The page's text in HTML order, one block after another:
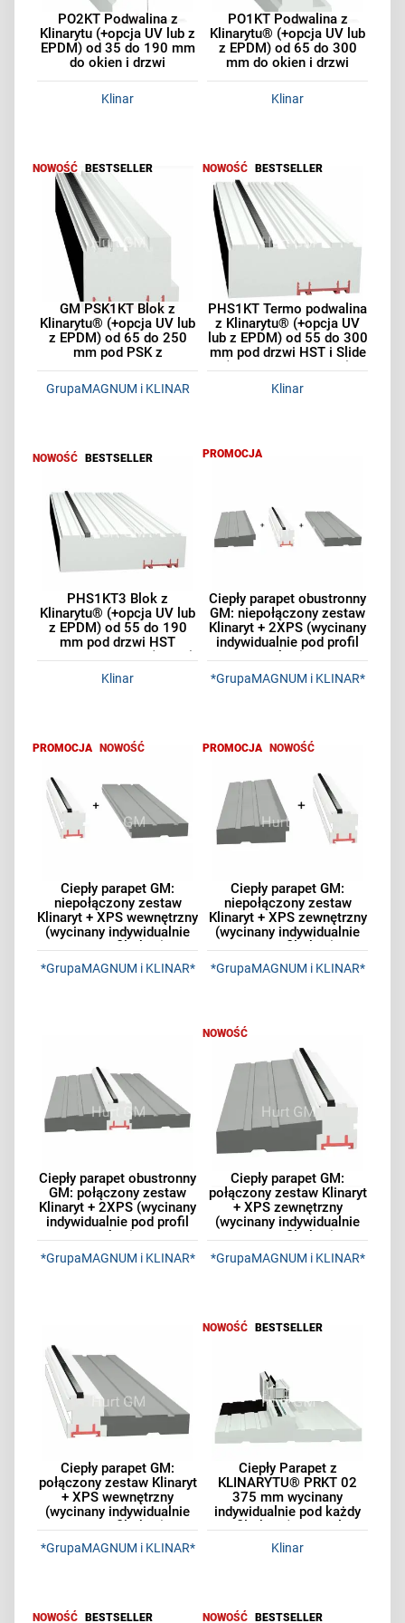
PO2KT Podwalina z
Klinarytu (+opcja UV lub z
EPDM) od 35 do 190 mm
do okien i drzwi
Klinar
PO1KT Podwalina z
Klinarytu® (+opcja UV lub
z EPDM) od 65 do 300
mm do okien i drzwi
Klinar
GM PSK1KT Blok z
Klinarytu® (+opcja UV lub
z EPDM) od 65 do 250
mm pod PSK z
podparciem szyny jezdnej
GrupaMAGNUM i KLINAR
NOWOŚĆ BESTSELLER
PHS1KT Termo podwalina
z Klinarytu® (+opcja UV
lub z EPDM) od 55 do 300
mm pod drzwi HST i Slide
(2 tory - do 197 mm)
Klinar
NOWOŚĆ BESTSELLER
PHS1KT3 Blok z
Klinarytu® (+opcja UV lub
z EPDM) od 55 do 190
mm pod drzwi HST
powyżej 197 mm (3 tory)
Klinar
NOWOŚĆ BESTSELLER
Ciepły parapet obustronny
GM: niepołączony zestaw
Klinaryt + 2XPS (wycinany
indywidualnie pod profil
okna)
*GrupaMAGNUM i KLINAR*
PROMOCJA
Ciepły parapet GM:
niepołączony zestaw
Klinaryt + XPS wewnętrzny
(wycinany indywidualnie
pod profil okna)
*GrupaMAGNUM i KLINAR*
PROMOCJA NOWOŚĆ
Ciepły parapet GM:
niepołączony zestaw
Klinaryt + XPS zewnętrzny
(wycinany indywidualnie
pod profil okna)
*GrupaMAGNUM i KLINAR*
PROMOCJA NOWOŚĆ
Ciepły parapet obustronny
GM: połączony zestaw
Klinaryt + 2XPS (wycinany
indywidualnie pod profil
okna)
*GrupaMAGNUM i KLINAR*
Ciepły parapet GM:
połączony zestaw Klinaryt
+ XPS zewnętrzny
(wycinany indywidualnie
pod profil okna)
*GrupaMAGNUM i KLINAR*
NOWOŚĆ
Ciepły parapet GM:
połączony zestaw Klinaryt
+ XPS wewnętrzny
(wycinany indywidualnie
pod profil okna)
*GrupaMAGNUM i KLINAR*
Ciepły Parapet z
KLINARYTU® PRKT 02
375 mm wycinany
indywidualnie pod każdy
profil okna (opcjonalnie
UV)
Klinar
NOWOŚĆ BESTSELLER
NOWOŚĆ BESTSELLER NOWOŚĆ BESTSELLER